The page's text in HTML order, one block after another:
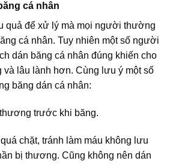
cá nhân
quả để xử lý mà mọi người thường
cá nhân. Tuy nhiên một số người
dán băng cá nhân đúng khiến cho
và lâu lành hơn. Cùng lưu ý một số
băng dán cá nhân:
trước khi băng.
chặt, tránh làm máu không lưu
bị thương. Cũng không nên dán